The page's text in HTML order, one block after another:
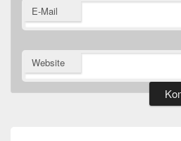
E-Mail
Website